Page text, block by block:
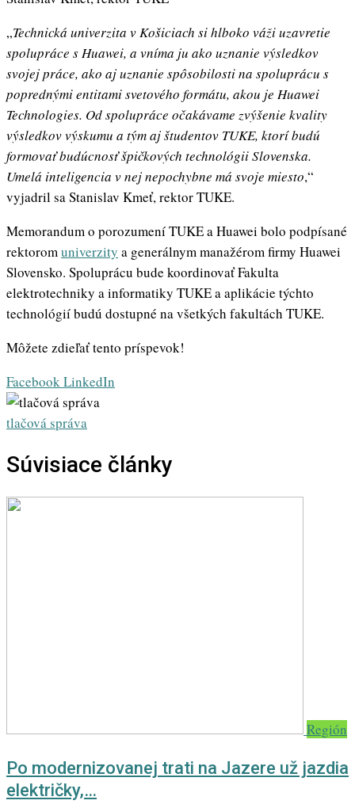
„Technická univerzita v Košiciach si hlboko váži uzavretie
spolupráce s Huawei, a vníma ju ako uznanie výsledkov
svojej práce, ako aj uznanie spôsobilosti na spoluprácu s
poprednými entitami svetového formátu, akou je Huawei
Technologies. Od spolupráce očakávame zvýšenie kvality
výsledkov výskumu a tým aj študentov TUKE, ktorí budú
formovať budúcnosť špičkových technológii Slovenska.
Umelá inteligencia v nej nepochybne má svoje miesto,“
vyjadril sa Stanislav Kmeť, rektor TUKE.
Memorandum o porozumení TUKE a Huawei bolo podpísané
rektorom univerzity a generálnym manažérom firmy Huawei
Slovensko. Spoluprácu bude koordinovať Fakulta
elektrotechniky a informatiky TUKE a aplikácie týchto
technológií budú dostupné na všetkých fakultách TUKE.
Môžete zdieľať tento príspevok!
Facebook LinkedIn
tlačová správa
Súvisiace články
Región
Po modernizovanej trati na Jazere už jazdia
električky,…